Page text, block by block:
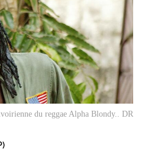
du reggae Alpha Blondy.. DR